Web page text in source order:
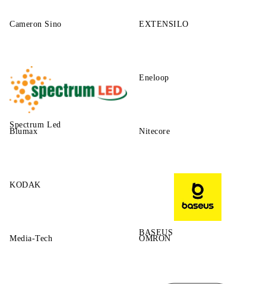
Cameron Sino EXTENSILO
Spectrum Led
Eneloop
Blumax Nitecore
KODAK
BASEUS
Media-Tech OMRON